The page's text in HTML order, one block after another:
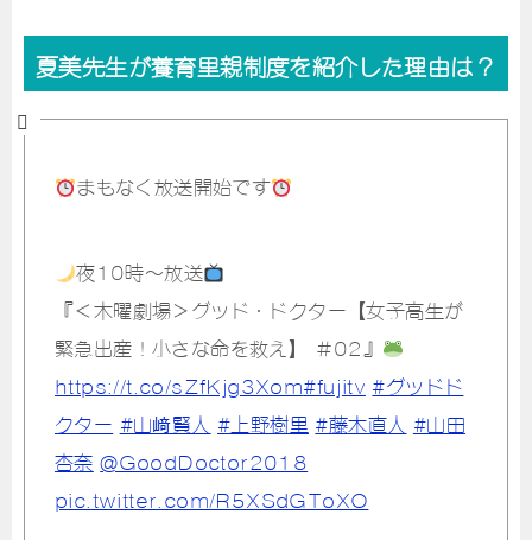
夏美先生が養育里親制度を紹介した理由は？
まもなく放送開始です
夜10時～放送
『＜木曜劇場＞グッド・ドクター【女子高生が
緊急出産！小さな命を救え】 ＃02』
https://t.co/sZfKjg3Xom#fujitv #グッドド
クター #山﨑賢人 #上野樹里 #藤木直人 #山田
杏奈 @GoodDoctor2018
pic.twitter.com/R5XSdGToXO